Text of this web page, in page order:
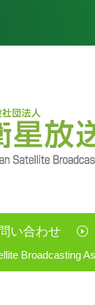
い合わせ
Broadcasting